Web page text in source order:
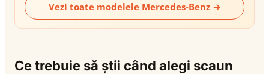
Vezi toate modelele Mercedes-Benz →
Ce trebuie să știi când alegi scaun